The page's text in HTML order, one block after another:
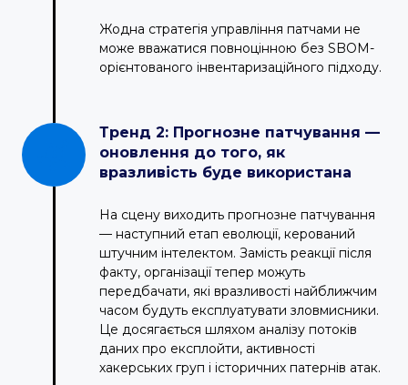
Жодна стратегія управління патчами не
може вважатися повноцінною без SBOM-
орієнтованого інвентаризаційного підходу.
Тренд 2: Прогнозне патчування —
оновлення до того, як
вразливість буде використана
На сцену виходить прогнозне патчування
— наступний етап еволюції, керований
штучним інтелектом. Замість реакції після
факту, організації тепер можуть
передбачати, які вразливості найближчим
часом будуть експлуатувати зловмисники.
Це досягається шляхом аналізу потоків
даних про експлойти, активності
хакерських груп і історичних патернів атак.